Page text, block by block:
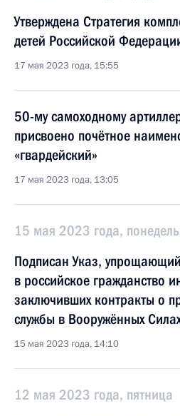
Утверждена Стратегия
детей Российской
17 мая 2023 года, 15:55
50-му самоходному
присвоено почётное
«гвардейский»
17 мая 2023 года, 13:05
15 мая 2023 года,
Подписан Указ,
в российское гражданство
заключивших контракты о
службы в Вооружённых
15 мая 2023 года, 14:10
12 мая 2023 года, пятница